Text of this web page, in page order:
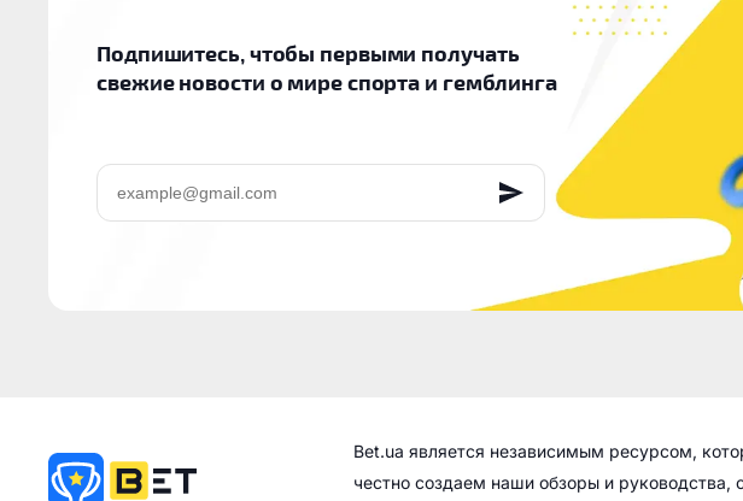
Подпишитесь, чтобы первыми получать
свежие новости о мире спорта и гемблинга
Bet.ua является независимым ресурсом,
честно создаем наши обзоры и руководства,